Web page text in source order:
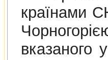
країнами
вказаного